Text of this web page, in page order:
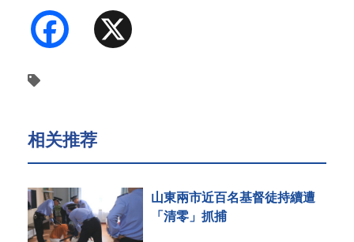
Facebook
相关推荐
山東兩市近百名基督徒持續遭
「清零」抓捕